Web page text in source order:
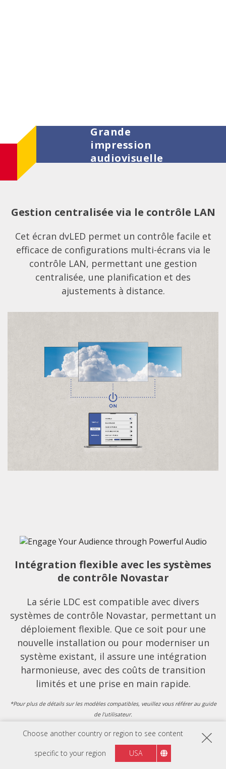
Choose another country or region to see content
specific to your region USA
Grande
impression
audiovisuelle
Gestion centralisée via le contrôle LAN
Cet écran dvLED permet un contrôle facile et
efficace de configurations multi-écrans via le
contrôle LAN, permettant une gestion
centralisée, une planification et des
ajustements à distance.
Intégration flexible avec les systèmes
de contrôle Novastar
La série LDC est compatible avec divers
systèmes de contrôle Novastar, permettant un
déploiement flexible. Que ce soit pour une
nouvelle installation ou pour moderniser un
système existant, il assure une intégration
harmonieuse, avec des coûts de transition
limités et une prise en main rapide.
*Pour plus de détails sur les modèles compatibles, veuillez vous référer au guide
de l'utilisateur.